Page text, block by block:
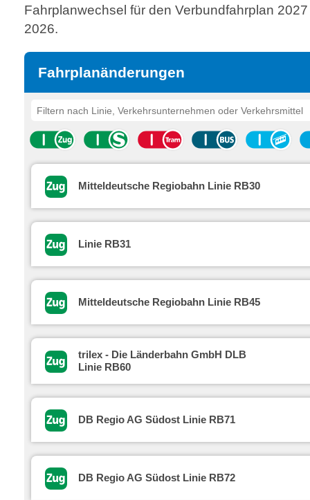
Fahrplanwechsel für den Verbundfahrplan
2026.
Fahrplanänderungen
Mitteldeutsche Regiobahn Linie RB30
Linie RB31
Mitteldeutsche Regiobahn Linie RB45
trilex - Die Länderbahn GmbH DLB
Linie RB60
DB Regio AG Südost Linie RB71
DB Regio AG Südost Linie RB72